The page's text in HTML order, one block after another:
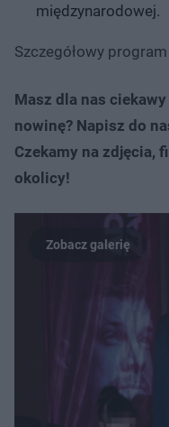
międzynarodowej.
Szczegółowy
Masz dla nas
nowinę? Napisz do
Czekamy na zdjęcia,
okolicy!